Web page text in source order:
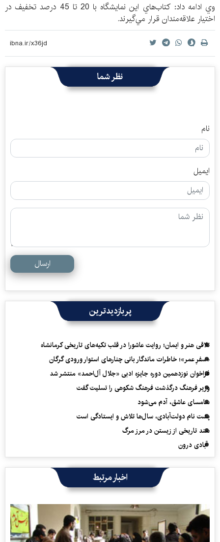
وي ادامه داد: كتاب‌هاي اين نمايشگاه با 20 تا 45 درصد تخفيف در
اختيار علاقه‌مندان قرار مي‌گيرند.
نظر شما
نام
ایمیل
ارسال
پربازدیدترین
تلاقی هنر و ایمان؛ روایت عاشورا در قلب تکیه‌های تاریخی کرمانشاه
«سفرِ عمر»؛ خاطرات ماندگار بانی چنارهای استوار ورودی گرگان
فراخوان نوزدهمین دوره جایزه ادبی «جلال آل‌احمد» منتشر شد
وزیر فرهنگ درگذشت فرهنگ شکوهی را تسلیت گفت
سامسای عاشق، آدم می‌شود
پشت نام دولت‌آبادی، سال‌ها تلاش و ایستادگی است
سند تاریخی از زیستن در مرز مرگ
آبادی درون
اخبار مرتبط